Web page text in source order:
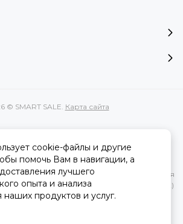
© SMART SALE. Карта сайта
на сайте информация, касающаяся
стоимости товаров и услуг, носит
и ни при каких условиях не является
определяемой положениями Статьи 437(2)
кодекса РФ.
cookie-файлы и другие
помочь Вам в навигации, а
лучшего
опыта и анализа
наших продуктов и услуг.